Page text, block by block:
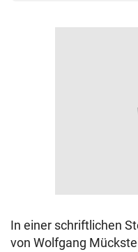
In einer schriftlichen
von Wolfgang